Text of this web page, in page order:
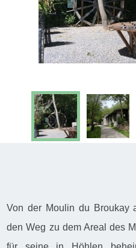
Von der Moulin du Broukay
den Weg zu dem Areal des